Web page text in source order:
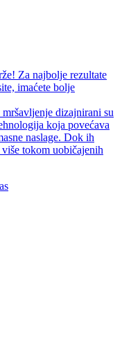
Za najbolje rezultate
imaćete bolje
dizajnirani su
koja povećava
naslage. Dok ih
tokom uobičajenih